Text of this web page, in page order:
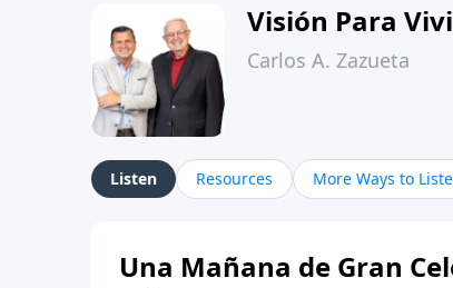
Visión Para
Carlos A. Zazueta
Listen Resources More Ways to
Una Mañana de Gran